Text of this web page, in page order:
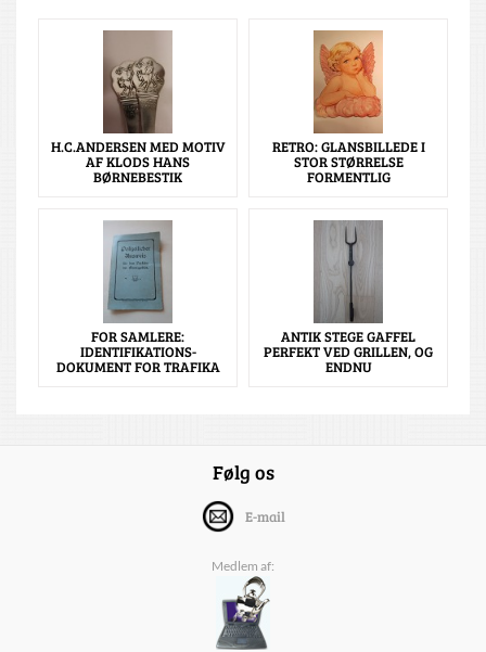
H.C.ANDERSEN MED MOTIV
AF KLODS HANS
BØRNEBESTIK
RETRO: GLANSBILLEDE I
STOR STØRRELSE
FORMENTLIG
FOR SAMLERE:
IDENTIFIKATIONS-
DOKUMENT FOR TRAFIKA
ANTIK STEGE GAFFEL
PERFEKT VED GRILLEN, OG
ENDNU
Følg os
E-mail
Medlem af: